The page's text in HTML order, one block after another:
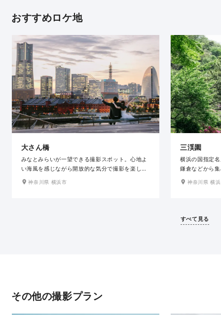
おすすめロケ地
大さん橋
みなとみらいが一望できる撮影スポット。心地よ
い海風を感じながら開放的な気分で撮影を楽しめ
ます。夕焼け色に染まる街並み、昼と夜が混ざり
神奈川県 横浜市
三渓園
横浜の国指定
鎌倉などから
配された広大
ロケーション
神奈川県 横
すべて見る
その他の撮影プラン